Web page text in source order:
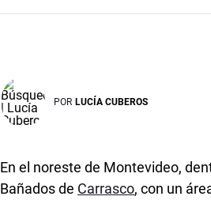
POR LUCÍA CUBEROS
En el noreste de Montevideo,
Bañados de Carrasco, con un